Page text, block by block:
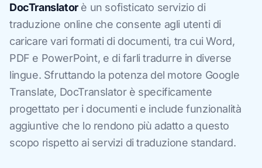
DocTranslatorè un sofisticato servizio di
traduzione online che consente agli utenti di
caricare vari formati di documenti, tra cui Word,
PDF e PowerPoint, e di farli tradurre in diverse
lingue. Sfruttando la potenza del motore Google
Translate, DocTranslator è specificamente
progettato per i documenti e include funzionalità
aggiuntive che lo rendono più adatto a questo
scopo rispetto ai servizi di traduzione standard.